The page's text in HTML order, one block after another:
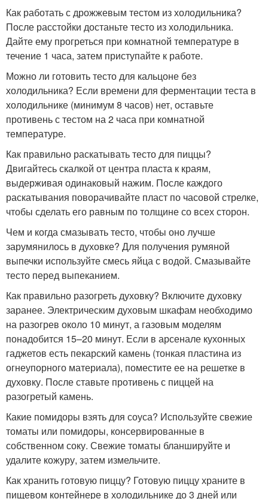
Как работать с дрожжевым тестом из холодильника?
После расстойки достаньте тесто из холодильника.
Дайте ему прогреться при комнатной температуре в
течение 1 часа, затем приступайте к работе.
Можно ли готовить тесто для кальцоне без
холодильника? Если времени для ферментации теста в
холодильнике (минимум 8 часов) нет, оставьте
противень с тестом на 2 часа при комнатной
температуре.
Как правильно раскатывать тесто для пиццы?
Двигайтесь скалкой от центра пласта к краям,
выдерживая одинаковый нажим. После каждого
раскатывания поворачивайте пласт по часовой стрелке,
чтобы сделать его равным по толщине со всех сторон.
Чем и когда смазывать тесто, чтобы оно лучше
зарумянилось в духовке? Для получения румяной
выпечки используйте смесь яйца с водой. Смазывайте
тесто перед выпеканием.
Как правильно разогреть духовку? Включите духовку
заранее. Электрическим духовым шкафам необходимо
на разогрев около 10 минут, а газовым моделям
понадобится 15–20 минут. Если в арсенале кухонных
гаджетов есть пекарский камень (тонкая пластина из
огнеупорного материала), поместите ее на решетке в
духовку. После ставьте противень с пиццей на
разогретый камень.
Какие помидоры взять для соуса? Используйте свежие
томаты или помидоры, консервированные в
собственном соку. Свежие томаты бланшируйте и
удалите кожуру, затем измельчите.
Как хранить готовую пиццу? Готовую пиццу храните в
пищевом контейнере в холодильнике до 3 дней или